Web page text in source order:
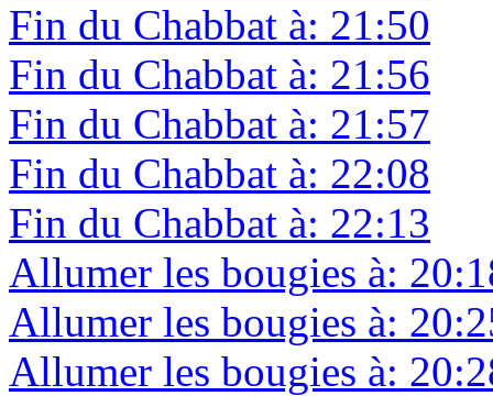
Fin du Chabbat à: 21:50
Fin du Chabbat à: 21:56
Fin du Chabbat à: 21:57
Fin du Chabbat à: 22:08
Fin du Chabbat à: 22:13
Allumer les bougies à:
Allumer les bougies à:
Allumer les bougies à: